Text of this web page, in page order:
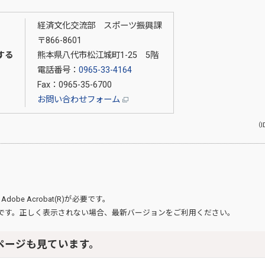
る
経済文化交流部 スポーツ振興課
〒866-8601
熊本県八代市松江城町1-25 5階
電話番号： 0965-33-4164
Fax：0965-35-6700
お問い合わせフォーム
（
Adobe Acrobat(R)が必要です。
す。正しく表示されない場合、最新バージョンをご利用ください。
ジも見ています。